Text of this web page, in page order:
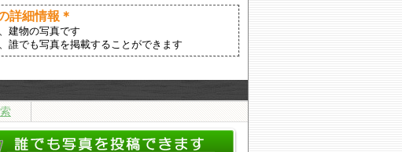
詳細情報＊
建物の写真です
誰でも写真を掲載することができます